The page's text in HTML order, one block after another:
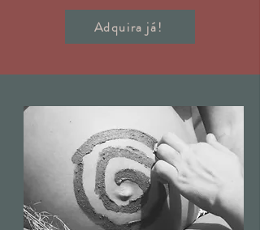
Adquira já!